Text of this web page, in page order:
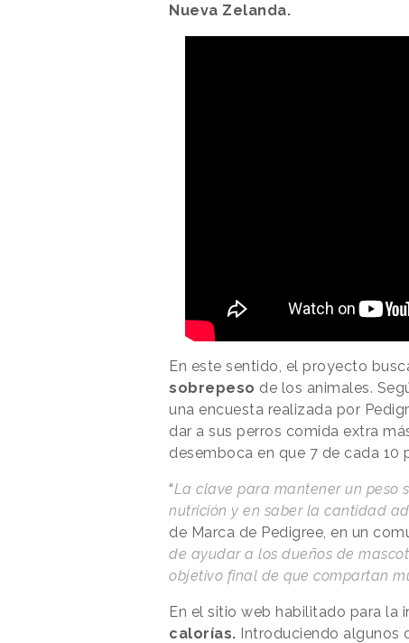
Nueva Zelanda.
En este sentido, el proyecto
sobrepeso de los animales.
una encuesta realizada por
dar a sus perros comida extra
desemboca en que 7 de cada 10
“La clave para mantener un peso
nutrición y en saber la cantidad
de Marca de Pedigree, en un
de ayudar a los dueños de
objetivo final de que compartan
En el sitio web habilitado para la
calorías. Introduciendo algunos